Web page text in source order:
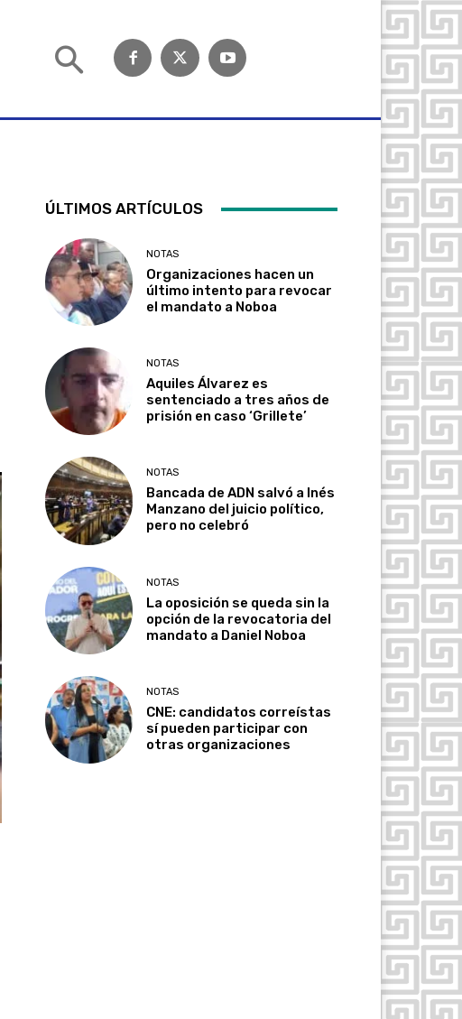
ÚLTIMOS ARTÍCULOS
NOTAS
Organizaciones hacen un
último intento para revocar
el mandato a Noboa
NOTAS
Aquiles Álvarez es
sentenciado a tres años de
prisión en caso ‘Grillete’
NOTAS
Bancada de ADN salvó a Inés
Manzano del juicio político,
pero no celebró
NOTAS
La oposición se queda sin la
opción de la revocatoria del
mandato a Daniel Noboa
NOTAS
CNE: candidatos correístas
sí pueden participar con
otras organizaciones